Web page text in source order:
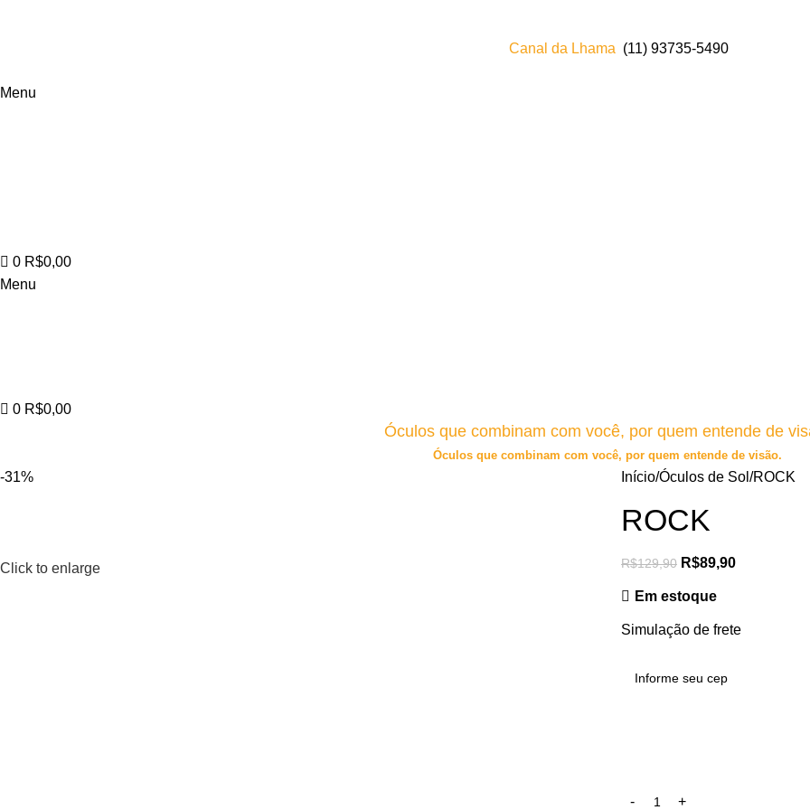
Canal da Lhama (11) 93735‑5490‬
Menu
0 R$0,00
Menu
0 R$0,00
Óculos que combinam com você, por quem entende de
Óculos que combinam com você, por quem entende de visão.
-31%
Click to enlarge
Início Óculos de Sol ROCK
ROCK
R$129,90 R$89,90
Em estoque
Simulação de frete